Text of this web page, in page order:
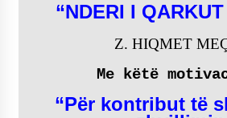
14/10/2025
Faksimilet e një 83 vjetori lufte: Çfarë
Vexhi Buharaja për Heroin e Popullit,
04/10/2025
“NDERI I
Z. HIQMET
Me këtë
“Për kontribut të